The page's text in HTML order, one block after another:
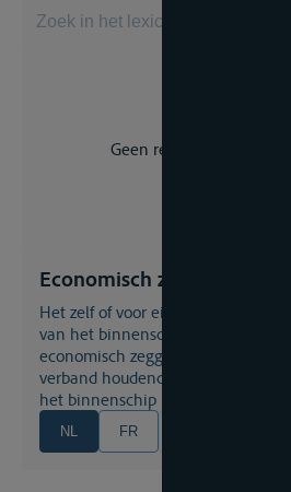
Geen resultaat voor uw
Economisch zeggenschap
Het zelf of voor eigen rekening gebruiken of exploiteren
van het binnenschip, waarbij
economisch zeggenschap rust,
verband houdende met het
het binnenschip
NL FR